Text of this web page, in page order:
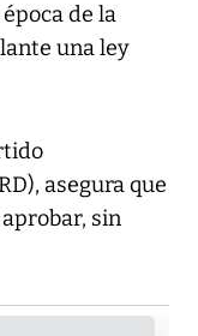
de la
una ley
asegura que
sin